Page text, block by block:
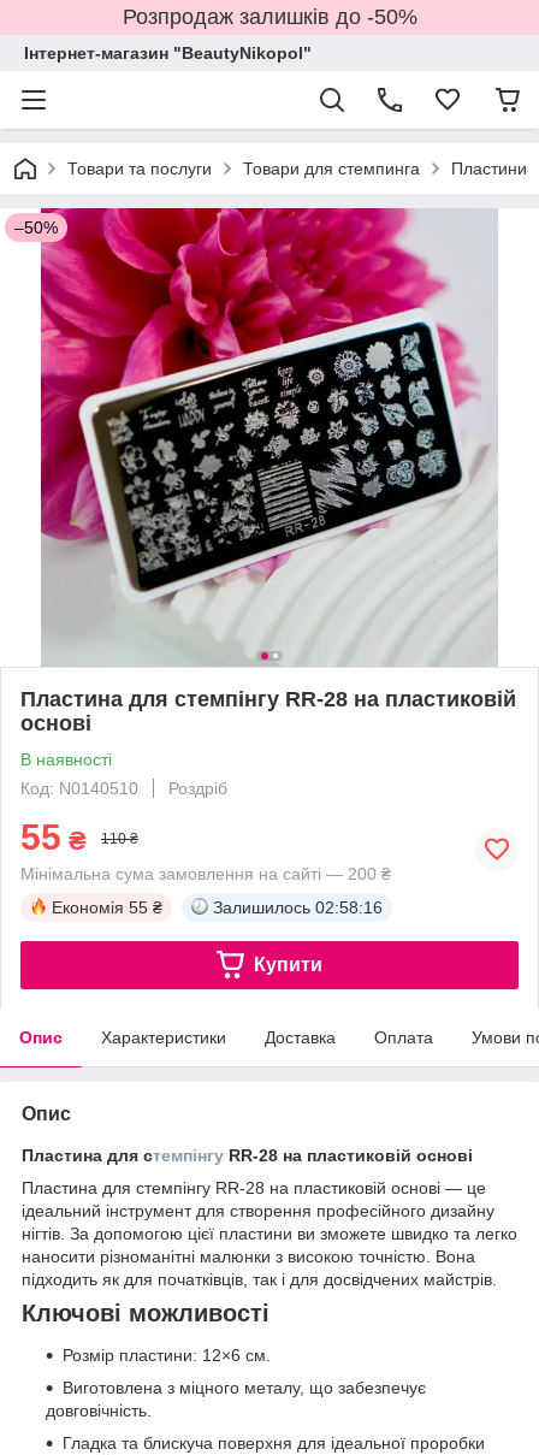
Розпродаж залишків до -50%
Інтернет-магазин "BeautyNikopol"
Товари та послуги Товари для стемпинга Пластини
–50%
Пластина для стемпінгу RR-28 на пластиковій
основі
В наявності
Код: N0140510
Роздріб
55 ₴ 110 ₴
Мінімальна сума замовлення на сайті — 200 ₴
Економія 55 ₴ Залишилось 02:58:15
Купити
Опис Характеристики Доставка Оплата Умови
Опис
Пластина для стемпінгу RR-28 на пластиковій основі
Пластина для стемпінгу RR-28 на пластиковій основі — це
ідеальний інструмент для створення професійного дизайну
нігтів. За допомогою цієї пластини ви зможете швидко та легко
наносити різноманітні малюнки з високою точністю. Вона
підходить як для початківців, так і для досвідчених майстрів.
Ключові можливості
Розмір пластини: 12×6 см.
Виготовлена з міцного металу, що забезпечує
довговічність.
Гладка та блискуча поверхня для ідеальної проробки